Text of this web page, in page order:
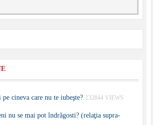
pe cineva care nu te iubeşte? 132844 VIEWS
nu se mai pot îndrăgosti? (relaţia supra-